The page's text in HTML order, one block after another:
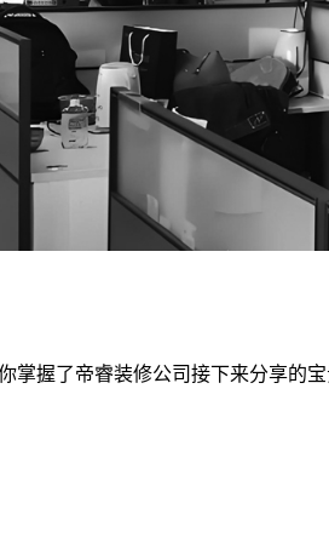
掌握了帝睿装修公司接下来分享的